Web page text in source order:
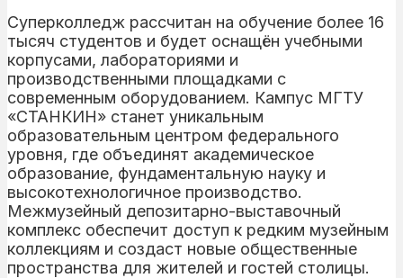
Суперколледж рассчитан на обучение более 16
тысяч студентов и будет оснащён учебными
корпусами, лабораториями и
производственными площадками с
современным оборудованием. Кампус МГТУ
«СТАНКИН» станет уникальным
образовательным центром федерального
уровня, где объединят академическое
образование, фундаментальную науку и
высокотехнологичное производство.
Межмузейный депозитарно-выставочный
комплекс обеспечит доступ к редким музейным
коллекциям и создаст новые общественные
пространства для жителей и гостей столицы.